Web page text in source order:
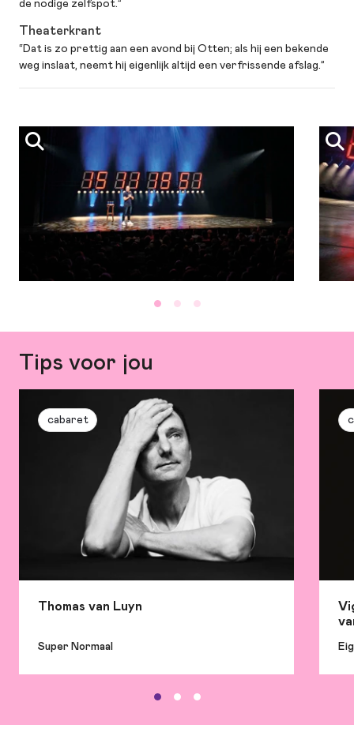
informatie
Janneke de Bijl en Pleuni van Loon |
Evelyn van ’t Hof | techniek: Bart
Brandt
de nodige zelfspot.”
Theaterkrant
“Dat is zo prettig aan een avond bij Otten; als hij een bekende
weg inslaat, neemt hij eigenlijk altijd een verfrissende afslag.”
Tips voor jou
cabaret
Thomas van Luyn
Super Normaal